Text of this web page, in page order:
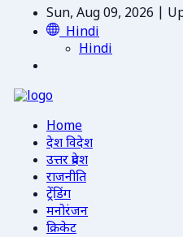
Sun, Aug 09, 2026 |
Hindi
Hindi
Home
देश विदेश
उत्तर प्रदेश
राजनीति
ट्रेंडिंग
मनोरंजन
क्रिकेट